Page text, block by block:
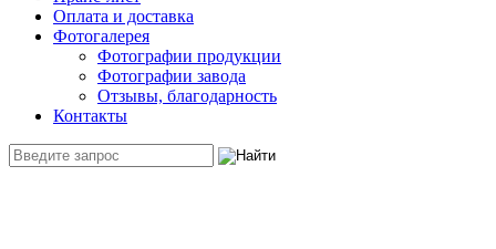
Оплата и доставка
Фотогалерея
Фотографии продукции
Фотографии завода
Отзывы, благодарность
Контакты